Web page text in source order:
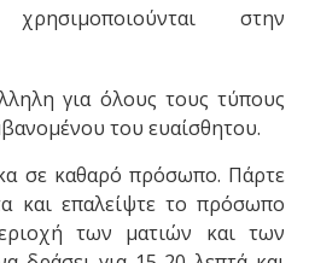
στην
για όλους τους τύπους
του ευαίσθητου.
σε καθαρό πρόσωπο. Πάρτε
και επαλείψτε το πρόσωπο
των ματιών και των